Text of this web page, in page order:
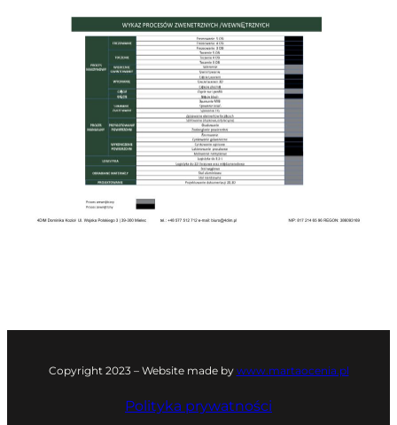
Copyright 2023 – Website made by www.martaocenia.pl
Polityka prywatności